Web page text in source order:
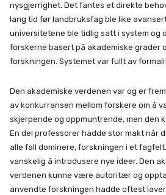
nysgjerrighet. Det fantes et direkte
lang tid før landbruksfag ble like
universitetene ble tidlig satt i system og
forskerne basert på akademiske grader
forskningen. Systemet var fullt av
Den akademiske verdenen var og er
av konkurransen mellom forskere om å
skjerpende og oppmuntrende, men den
En del professorer hadde stor makt når
alle fall dominere, forskningen i et
vanskelig å introdusere nye ideer. Den
verdenen kunne være autoritær og
anvendte forskningen hadde oftest